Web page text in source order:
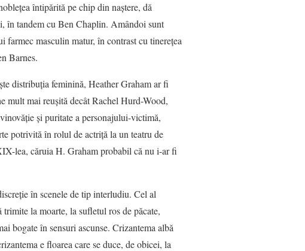
întipărită pe chip din naştere, dă
în tandem cu Ben Chaplin. Amândoi sunt
farmec masculin matur, în contrast cu tinereţea
Barnes.
distribuţia feminină, Heather Graham ar fi
mult mai reuşită decât Rachel Hurd-Wood,
şi puritate a personajului-victimă,
potrivită în rolul de actriţă la un teatru de
lea, căruia H. Graham probabil că nu i-ar fi
în scenele de tip interludiu. Cel al
la moarte, la sufletul ros de păcate,
bogate în sensuri ascunse. Crizantema albă
e floarea care se duce, de obicei, la